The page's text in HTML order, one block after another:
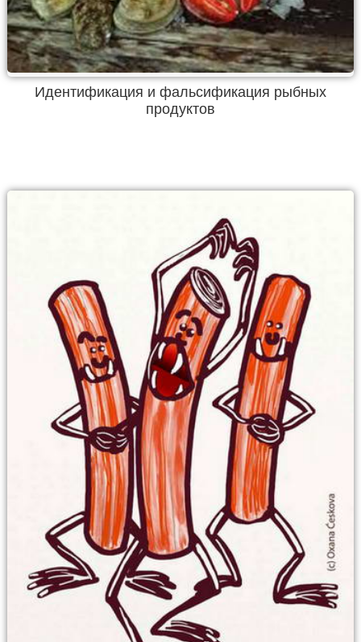
Идентификация и фальсификация рыбных
продуктов